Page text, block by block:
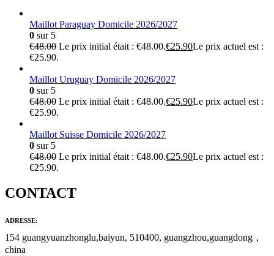
Maillot Paraguay Domicile 2026/2027
0 sur 5
€48.00 Le prix initial était : €48.00.€25.90Le prix actuel est :
€25.90.
Maillot Uruguay Domicile 2026/2027
0 sur 5
€48.00 Le prix initial était : €48.00.€25.90Le prix actuel est :
€25.90.
Maillot Suisse Domicile 2026/2027
0 sur 5
€48.00 Le prix initial était : €48.00.€25.90Le prix actuel est :
€25.90.
CONTACT
ADRESSE:
154 guangyuanzhonglu,baiyun, 510400, guangzhou,guangdong，
china